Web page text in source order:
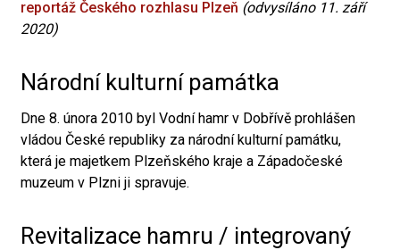
reportáž Českého rozhlasu Plzeň (odvysíláno 11. září
2020)
Národní kulturní památka
Dne 8. února 2010 byl Vodní hamr v Dobřívě prohlášen
vládou České republiky za národní kulturní památku,
která je majetkem Plzeňského kraje a Západočeské
muzeum v Plzni ji spravuje.
Revitalizace hamru / integrovaný